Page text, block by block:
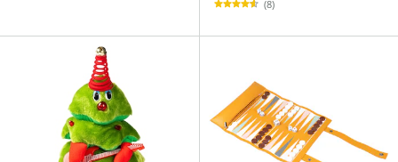
(8)